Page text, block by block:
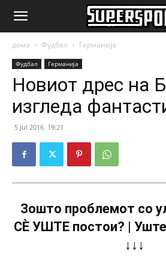
SuperSport.mk
дома Фудбал Германија
Фудбал Германија
Новиот дрес на
изгледа
5 Jul 2016. 19:21
Зошто проблемот со
СÈ УШТЕ постои? |
↓↓↓